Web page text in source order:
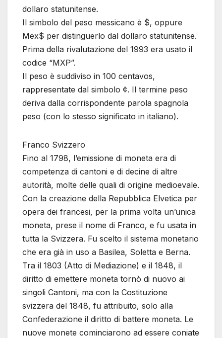
dollaro statunitense.
Il simbolo del peso messicano è $, oppure
Mex$ per distinguerlo dal dollaro statunitense.
Prima della rivalutazione del 1993 era usato il
codice “MXP”.
Il peso è suddiviso in 100 centavos,
rappresentate dal simbolo ¢. Il termine peso
deriva dalla corrispondente parola spagnola
peso (con lo stesso significato in italiano).
Franco Svizzero
Fino al 1798, l’emissione di moneta era di
competenza di cantoni e di decine di altre
autorità, molte delle quali di origine medioevale.
Con la creazione della Repubblica Elvetica per
opera dei francesi, per la prima volta un’unica
moneta, prese il nome di Franco, e fu usata in
tutta la Svizzera. Fu scelto il sistema monetario
che era già in uso a Basilea, Soletta e Berna.
Tra il 1803 (Atto di Mediazione) e il 1848, il
diritto di emettere moneta tornò di nuovo ai
singoli Cantoni, ma con la Costituzione
svizzera del 1848, fu attribuito, solo alla
Confederazione il diritto di battere moneta. Le
nuove monete cominciarono ad essere coniate